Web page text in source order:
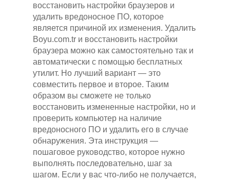
восстановить настройки браузеров и
удалить вредоносное ПО, которое
является причиной их изменения. Удалить
Boyu.com.tr и восстановить настройки
браузера можно как самостоятельно так и
автоматически с помощью бесплатных
утилит. Но лучший вариант — это
совместить первое и второе. Таким
образом вы сможете не только
восстановить измененные настройки, но и
проверить компьютер на наличие
вредоносного ПО и удалить его в случае
обнаружения. Эта инструкция —
пошаговое руководство, которое нужно
выполнять последовательно, шаг за
шагом. Если у вас что-либо не получается,